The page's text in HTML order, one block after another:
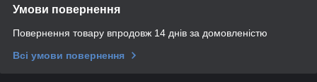
Умови повернення
Повернення товару впродовж 14 днів за домовленістю
Всі умови повернення